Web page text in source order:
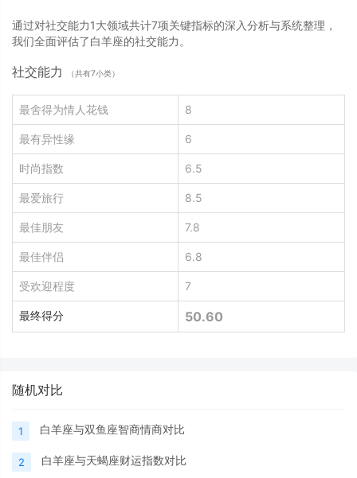
通过对社交能力1大领域共计7项关键指标的深入分析与系统整理，
我们全面评估了白羊座的社交能力。
社交能力 （共有7小类）
最舍得为情人花钱 8
最有异性缘 6
时尚指数 6.5
最爱旅行 8.5
最佳朋友 7.8
最佳伴侣 6.8
受欢迎程度 7
最终得分 50.60
随机对比
1 白羊座与双鱼座智商情商对比
2 白羊座与天蝎座财运指数对比